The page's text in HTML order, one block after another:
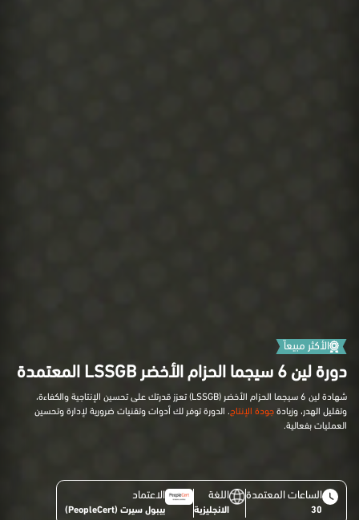
الأكثر مبيعاً
دورة لين 6 سيجما الحزام الأخضر LSSGB المعتمدة
شهادة لين 6 سيجما الحزام الأخضر (LSSGB) تعزز قدرتك على تحسين الإنتاجية والكفاءة،
وتقليل الهدر، وزيادة جودة الإنتاج. الدورة توفر لك أدوات وتقنيات ضرورية لإدارة وتحسين
العمليات بفعالية.
الساعات المعتمدة
30
اللغة
الانجليزية
الاعتماد
بيبول سيرت (PeopleCert)